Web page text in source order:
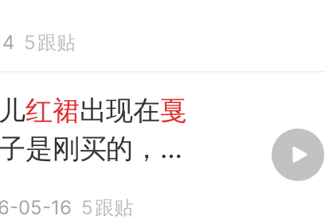
5 跟贴
红裙出现在戛
是刚买的，墨
05-16 5 跟贴